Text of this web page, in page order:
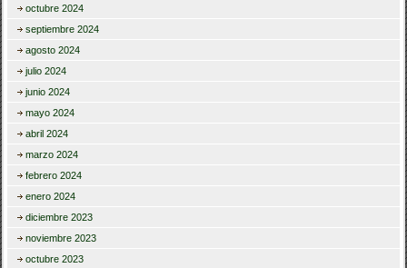
octubre 2024
septiembre 2024
agosto 2024
julio 2024
junio 2024
mayo 2024
abril 2024
marzo 2024
febrero 2024
enero 2024
diciembre 2023
noviembre 2023
octubre 2023